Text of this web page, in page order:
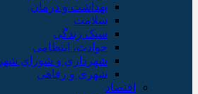
بهداشت و درمان
سلامت
سبک زندگی
حوادث، انتظامی
شهرداری و شورای شهر
شهری و رفاهی
اقتصاد